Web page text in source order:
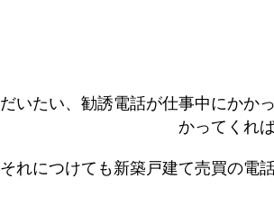
だいたい、勧誘電話が仕事中にかか
かってくれ
それにつけても新築戸建て売買の電